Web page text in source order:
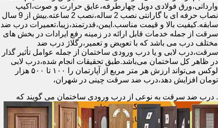
وارداتی،ورق فولادی دوبل چهارطرفه،عایق حرارت و صوت،اکیپ
نصاب حرفه ای با گارانتی نصب 2 ساله،نصب 2 ساعته.بیش از 9 سال
سابقه.کیفیت بالا و قیمت مناسب.ایمن،قدرتمند،زیبا،تعمیرات درب ضد
سرقت از جمله خدمات قابل ارائه در زمینه رفع ایرادات در بخش های
مختلف درب می باشد که با تعویض و تعمیر،رگلاژ درب ضد
سرقت،درب لابی و یا درب ورودی ساختمان از جمله عوامل تأثیر گذار
در ظاهر کل ساختمان می‌باشد.طبق تحقیقات انجام شده،درب لابی
لوکس می‌تواند ارزش هر متر مربع از آپارتمان را ۱۰۰ تا ۵۰۰ هزار
تومان افزایش دهد،درب ضد سرقت چینی در شهران،
. درب ضد سرقت به نوعی از درب ورودی ساختمان می گویند که